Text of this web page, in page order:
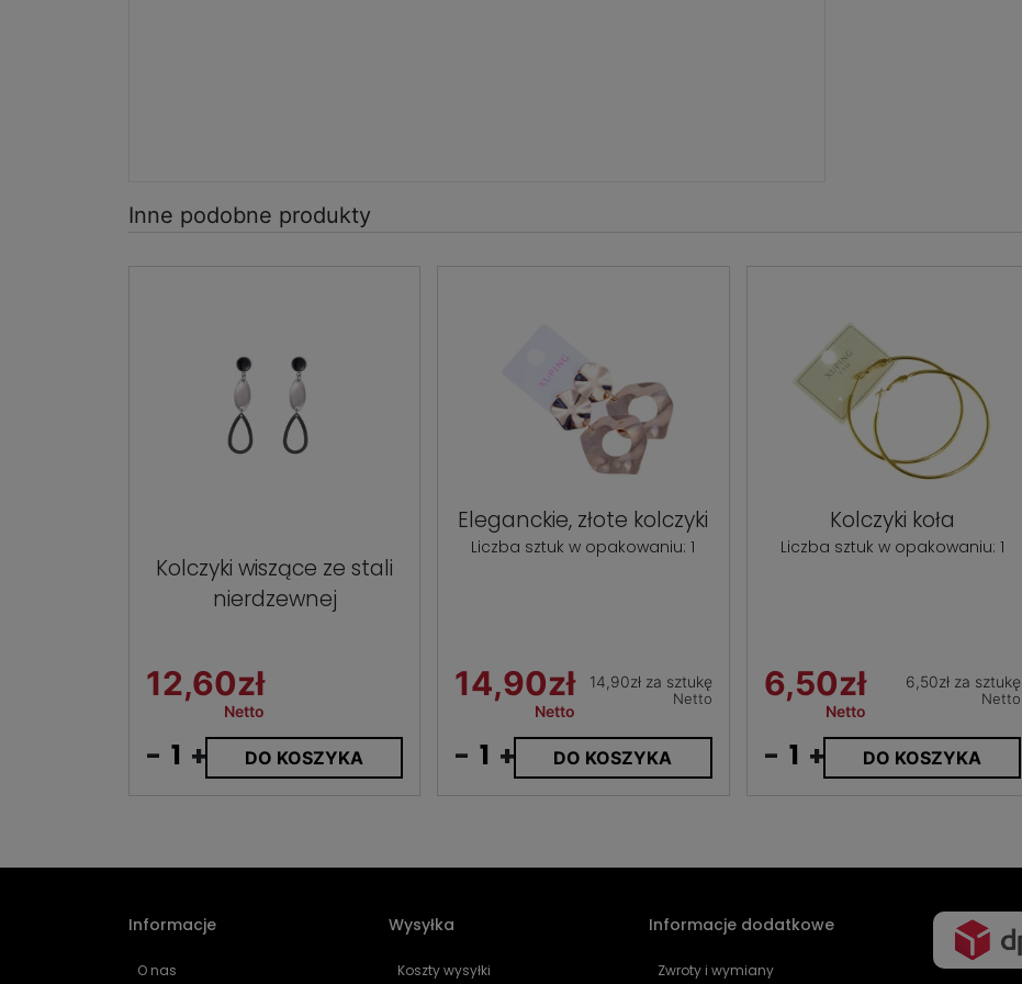
Inne podobne produkty
Kolczyki wiszące ze stali
nierdzewnej
12,60zł
Netto
- + DO KOSZYKA
Eleganckie, złote kolczyki
Liczba sztuk w opakowaniu: 1
14,90zł
Netto
14,90zł za sztukę
Netto
- + DO KOSZYKA
Kolczyki koła
Liczba sztuk w opakowaniu: 1
6,50zł
Netto
6,50zł za sztukę
Netto
- + DO KOSZYKA
Informacje
O nas
Wysyłka
Koszty wysyłki
Informacje dodatkowe
Zwroty i wymiany